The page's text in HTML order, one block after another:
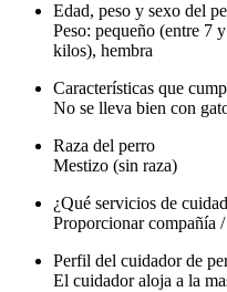
Edad, peso y sexo del
Peso: pequeño (entre 7
kilos), hembra
Características que
No se lleva bien con
Raza del perro
Mestizo (sin raza)
¿Qué servicios de
Proporcionar compañía
Perfil del cuidador de
El cuidador aloja a la